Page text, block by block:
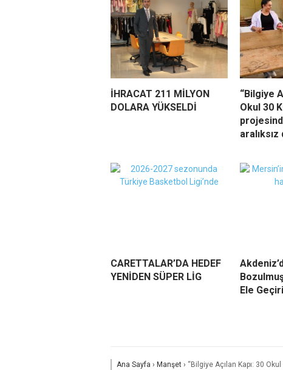
İHRACAT 211 MİLYON
DOLARA YÜKSELDİ
“Bilgiye
Okul 30
CARETTALAR’DA HEDEF
YENİDEN SÜPER LİG
Ele
Ana Sayfa › Manşet › “Bilgiye Açılan Kapı: 30